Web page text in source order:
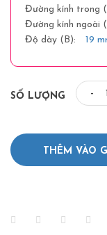
Đường kính trong
Đường kính ngoài
Độ dày (B):
19
SỐ LƯỢNG -
THÊM VÀO